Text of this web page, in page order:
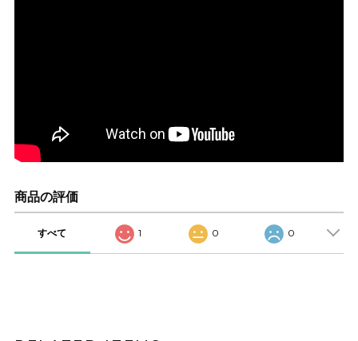
商品の評価
すべて 1 0 0